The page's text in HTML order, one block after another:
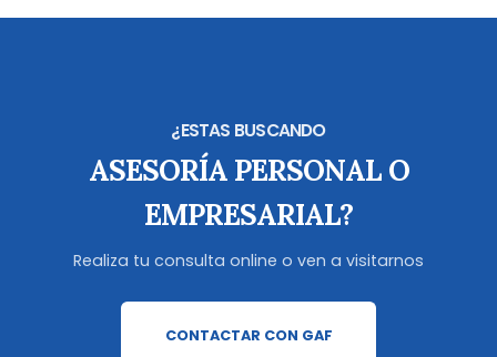
¿ESTAS BUSCANDO
ASESORÍA PERSONAL O
EMPRESARIAL?
Realiza tu consulta online o ven a visitarnos
CONTACTAR CON GAF